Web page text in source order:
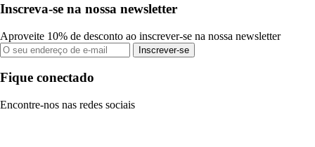
Inscreva-se na nossa newsletter
Aproveite 10% de desconto ao inscrever-se na nossa newsletter
Inscrever-se
Fique conectado
Encontre-nos nas redes sociais